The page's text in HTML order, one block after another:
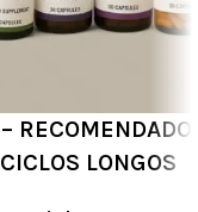
RECOMENDADO
LONGOS